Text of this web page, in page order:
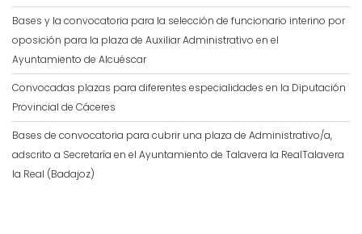
Bases y la convocatoria para la selección de funcionario interino por
oposición para la plaza de Auxiliar Administrativo en el
Ayuntamiento de Alcuéscar
Convocadas plazas para diferentes especialidades en la Diputación
Provincial de Cáceres
Bases de convocatoria para cubrir una plaza de Administrativo/a,
adscrito a Secretaría en el Ayuntamiento de Talavera la RealTalavera
la Real (Badajoz)